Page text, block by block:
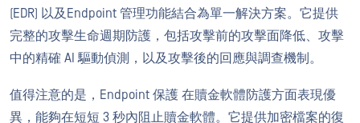
(EDR) 以及Endpoint 管理功能結合為單一解決方案。它提供
完整的攻擊生命週期防護，包括攻擊前的攻擊面降低、攻擊
中的精確 AI 驅動偵測，以及攻擊後的回應與調查機制。
值得注意的是，Endpoint 保護 在贖金軟體防護方面表現優
異，能夠在短短 3 秒內阻止贖金軟體。它提供加密檔案的復